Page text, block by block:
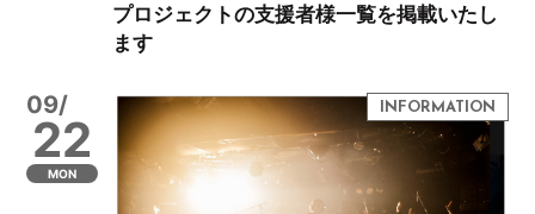
プロジェクトの支援者様一覧を掲載いたし
ます
09/
22
MON